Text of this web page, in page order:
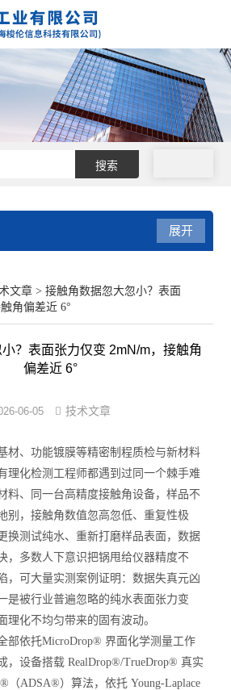
of Flight）
展开
文章 > 接触角数据忽大忽小？表面
角偏差近 6°
？表面张力仅变 2mN/m，接触角
偏差近 6°
06-05 技术文章
材、功能镀膜等精密制程质检与新材料
理化检测工程师都遇到过同一个棘手难
料、同一台高精度接触角设备，样品不
别，接触角数值忽高忽低、重复性极
换测试纯水、重新打磨样品表面，数据
，多数人下意识把锅甩给仪器精度不
，可大量实测案例证明：数据失真元凶
是被行业普遍忽略的纯水表面张力变
理化不均匀带来的固有波动。
部依托MicroDrop® 界面化学测量工作
，设备搭载 RealDrop®/TrueDrop® 真实
（ADSA®）算法，依托 Young-Laplace